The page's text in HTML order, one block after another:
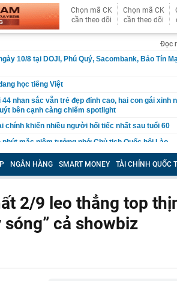
Chọn mã CK
cần theo dõi
Chọn mã CK
cần theo dõi
Đọc
10/8 tại DOJI, Phú Quý, Sacombank, Bảo Tín
học tiếng Việt
44 nhan sắc vẫn trẻ đẹp đỉnh cao, hai con gái xinh
bên cạnh càng chiếm spotlight
chính khiến nhiều người hối tiếc nhất sau tuổi 60
phút mặc niệm tưởng nhớ Chủ tịch Quốc hội Lào
Phomvihane
ngôi số 2 ASEAN ở thị trường này: Vietnam
1 tiêu chí
Mỹ Hạnh "vẽ" dự án trồng sâm Ngọc Linh, lừa
gần 1.300 tỷ đồng
viral thực chất chỉ có một người ngồi trả lời hàng
trước sự thay đổi của TP.HCM
NGÂN HÀNG SMART MONEY TÀI CHÍNH QUỐC
2/9 leo thẳng top
cả showbiz